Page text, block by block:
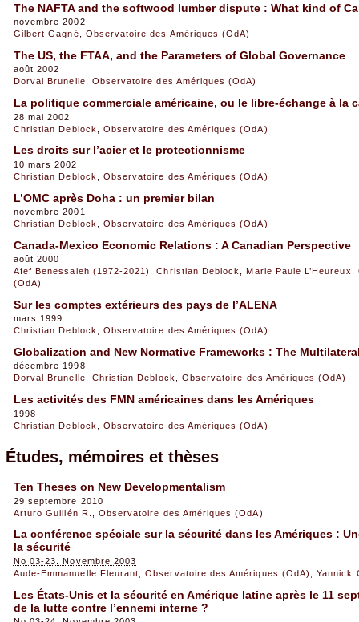
The NAFTA and the softwood lumber dispute : What kind of
novembre 2002
Gilbert Gagné
Observatoire des Amériques (OdA)
The US, the FTAA, and the Parameters of Global Governance
août 2002
Dorval Brunelle, Observatoire des Amériques (OdA)
La politique commerciale américaine, ou le libre-échange à la
28 mai 2002
Christian Deblock
Observatoire des Amériques (OdA)
Les droits sur l’acier et le protectionnisme
10 mars 2002
Christian Deblock
Observatoire des Amériques (OdA)
L’OMC après Doha : un premier bilan
novembre 2001
Christian Deblock
Observatoire des Amériques (OdA)
Canada-Mexico Economic Relations : A Canadian Perspective
août 2000
Afef Benessaieh (1972-2021)
,Christian Deblock ,Marie Paule L’Heureux
(OdA)
Sur les comptes extérieurs des pays de l’ALENA
mars 1999
Christian Deblock
Observatoire des Amériques (OdA)
Globalization and New Normative Frameworks : The
décembre 1998
Dorval Brunelle
Christian Deblock Observatoire des Amériques (OdA)
Les activités des FMN américaines dans les Amériques
1998
Christian Deblock
Observatoire des Amériques (OdA)
Études, mémoires et thèses
Ten Theses on New Developmentalism
29 septembre 2010
Arturo Guillén R.
Observatoire des Amériques (OdA)
La conférence spéciale sur la sécurité dans les Amériques :
la sécurité
No 03-23. Novembre 2003
Aude-Emmanuelle Fleurant ,Observatoire des Amériques (OdA) ,Yannick
Les États-Unis et la sécurité en Amérique latine après le 11
de la lutte contre l’ennemi interne ?